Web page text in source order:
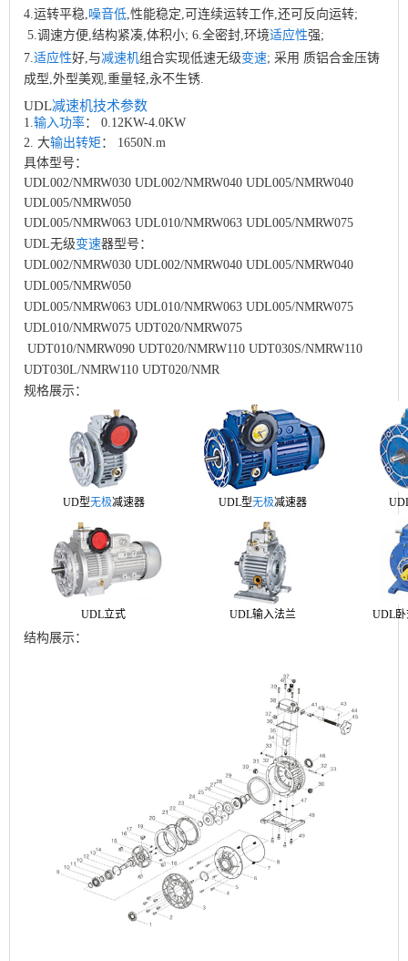
4.运转平稳, 噪音低 ,性能稳定,可连续运转工作,还可反向运转;
5.调速方便,结构紧凑,体积小; 6.全密封,环境适应性强;
7. 适应性好,与减速机组合实现低速无级变速; 采用 质铝合金压铸
成型,外型美观,重量轻,永不生锈.
UDL减速机技术参数
1. 输入功率： 0.12KW-4.0KW
2. 大输出转矩 ： 1650N.m
具体型号：
UDL002/NMRW030 UDL002/NMRW040 UDL005/NMRW040
UDL005/NMRW050
UDL005/NMRW063 UDL010/NMRW063 UDL005/NMRW075
UDL无级变速器型号：
UDL002/NMRW030 UDL002/NMRW040 UDL005/NMRW040
UDL005/NMRW050
UDL005/NMRW063 UDL010/NMRW063 UDL005/NMRW075
UDL010/NMRW075 UDT020/NMRW075
UDT010/NMRW090 UDT020/NMRW110 UDT030S/NMRW110
UDT030L/NMRW110 UDT020/NMR
规格展示：
UD型无极减速器 UDL型无极减速器
UDL立式 UDL输入法兰 UDL卧
结构展示：